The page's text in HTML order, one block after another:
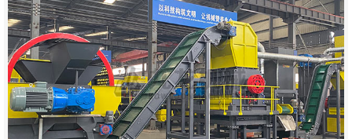
场
方
案
动
态
联
系
郑